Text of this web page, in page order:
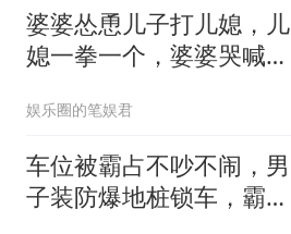
婆婆怂恿儿子打儿媳，儿
媳一拳一个，婆婆哭喊：
娱乐圈的笔娱君
车位被霸占不吵不闹，男
子装防爆地桩锁车，霸道